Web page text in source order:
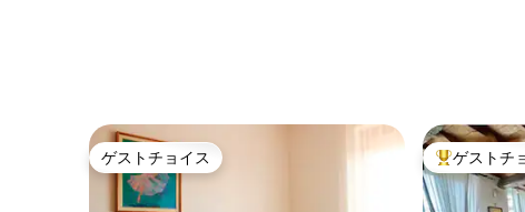
ゲストチョイス
ゲストチョイス 大好評のゲ
ゲストチ